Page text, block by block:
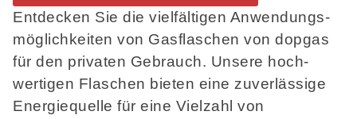
Entdecken Sie die vielfältigen Anwendungs-
möglichkeiten von Gasflaschen von dopgas
für den privaten Gebrauch. Unsere hoch-
wertigen Flaschen bieten eine zuverlässige
Energiequelle für eine Vielzahl von